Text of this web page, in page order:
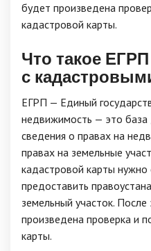
будет произведена
кадастровой карты.
Что такое
с
ЕГРП — Единый
недвижимость — это база
сведения о правах на
правах на земельные
кадастровой карты
предоставить
земельный участок.
произведена проверка и
карты.